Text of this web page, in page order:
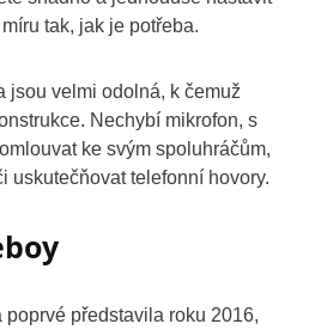
tak, jak je potřeba.
jsou velmi odolná, k čemuž
Nechybí mikrofon, s
ke svým spoluhráčům,
uskutečňovat telefonní hovory.
představila roku 2016,